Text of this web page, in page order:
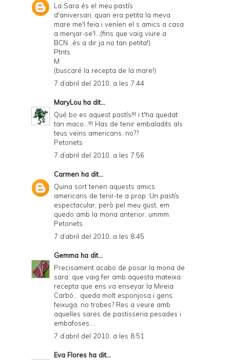
La Sara és el meu pastís
d'aniversari..quan era petita la meva
mare me'l feia i veníen el s amics a casa
a menjar-se'l...(fins que vaig viure a
BCN...és a dir ja no tan petita!)
Ptnts
M
(buscaré la recepta de la mare!)
7 d’abril del 2010, a les 7:44
MaryLou ha dit...
Qué bo es aquest pastís!!! i t'ha quedat
tan maco...!!! Has de tenir embaladits als
teus veïns americans, no??
Petonets
7 d’abril del 2010, a les 7:56
Carmen ha dit...
Quina sort tenen aquests amics
americans de tenir-te a prop. Un pastís
espectacular, però pel meu gust, em
quedo amb la mona anterior, ummm.
Petonets
7 d’abril del 2010, a les 8:45
Gemma ha dit...
Precisament acabo de posar la mona de
sara, que vaig fer amb aquesta mateixa
recepta que ens va enseyar la Mireia
Carbó... queda molt esponjosa i gens
feixuga, no trobes? Res a veure amb
aquelles sares de pastisseria pesades i
embafoses....
7 d’abril del 2010, a les 8:51
Eva Flores ha dit...